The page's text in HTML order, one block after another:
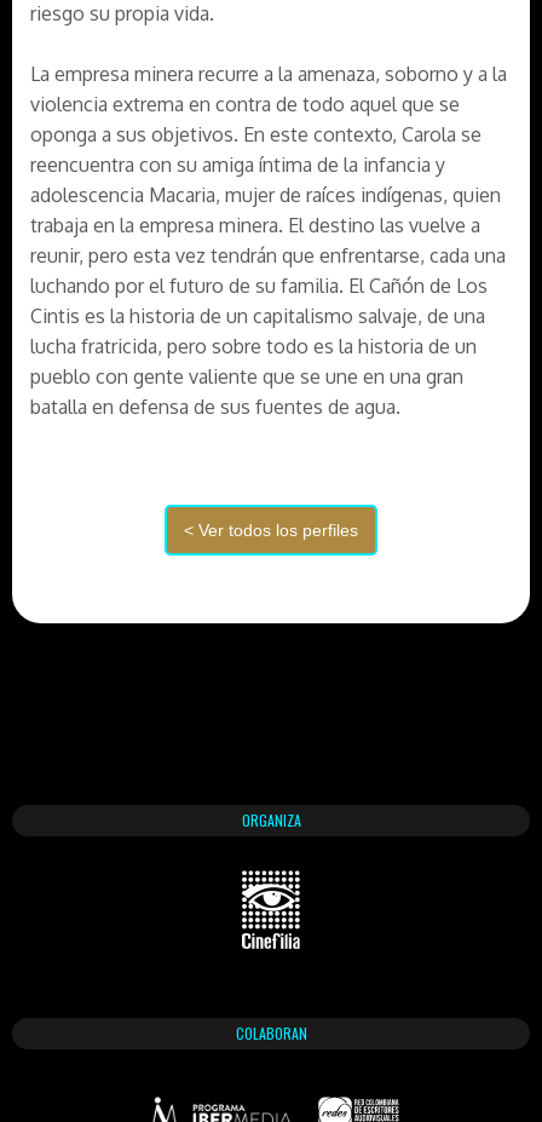
riesgo su propia vida.
La empresa minera recurre a la amenaza, soborno y a la
violencia extrema en contra de todo aquel que se
oponga a sus objetivos. En este contexto, Carola se
reencuentra con su amiga íntima de la infancia y
adolescencia Macaria, mujer de raíces indígenas, quien
trabaja en la empresa minera. El destino las vuelve a
reunir, pero esta vez tendrán que enfrentarse, cada una
luchando por el futuro de su familia. El Cañón de Los
Cintis es la historia de un capitalismo salvaje, de una
lucha fratricida, pero sobre todo es la historia de un
pueblo con gente valiente que se une en una gran
batalla en defensa de sus fuentes de agua.
ORGANIZA
COLABORAN